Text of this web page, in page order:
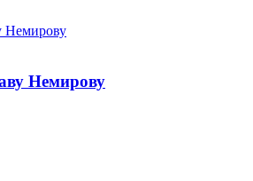
Немирову